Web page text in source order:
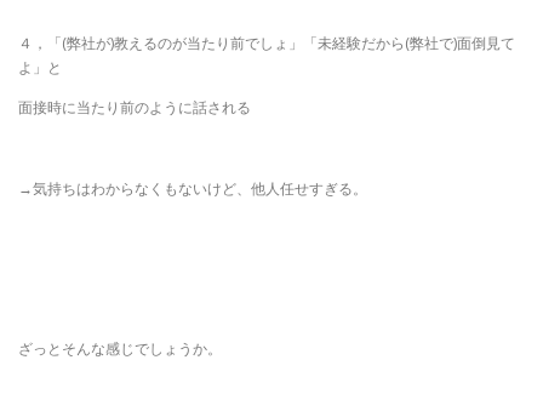
４，「(弊社が)教えるのが当たり前でしょ」「未経験だから(弊社で)面倒見て
よ」と
面接時に当たり前のように話される
→気持ちはわからなくもないけど、他人任せすぎる。
ざっとそんな感じでしょうか。